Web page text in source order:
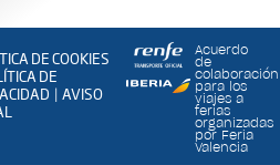
DE COOKIES
DE
|AVISO
Acuerdo
de
colaboración
para los
viajes a
ferias
organizadas
por Feria
Valencia